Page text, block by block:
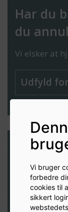
Vi bruger
forbedre
cookies til
sikkert
Har du
du
Vi elsker at
Udfyld
Modtag
direkte